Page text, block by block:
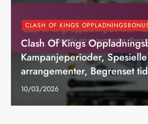
CLASH OF KINGS
Clash Of Kings
Kampanjeperioder, Spesielle
arrangementer, Begrenset tid
10/03/2026